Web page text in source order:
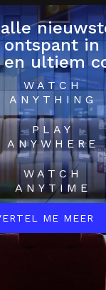
in
en ultiem
WATCH
ANYTHING
PLAY
ANYWHERE
WATCH
ANYTIME
ME MEER